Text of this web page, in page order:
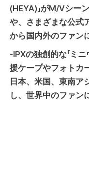
(HEYA)」がM/Vシー
や、さまざまな公式
から国内外のファン
-IPXの独創的な「ミ
援ケープやフォトカ
日本、米国、東南ア
し、世界中のファン